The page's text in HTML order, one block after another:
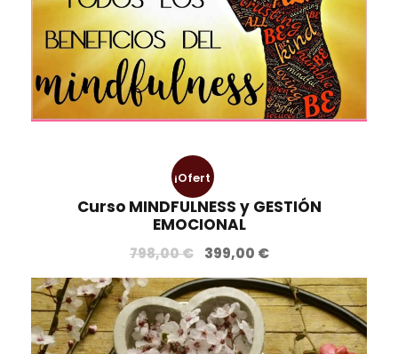
¡Ofert
a!
Curso MINDFULNESS y GESTIÓN
EMOCIONAL
798,00€
E
l
p
r
e
399,00 €E
l
p
r
e